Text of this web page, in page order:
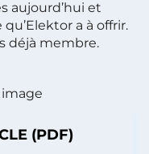
aujourd’hui et
a à offrir.
déjà membre.
(PDF)